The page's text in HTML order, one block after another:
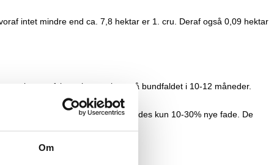
Om
intet mindre end ca. 7,8 hektar er 1. cru. Deraf også 0,09 hektar
er afsluttet lagrer vinen på bundfaldet i 10-12 måneder.
også på træfade, og der anvendes kun 10-30% nye fade. De